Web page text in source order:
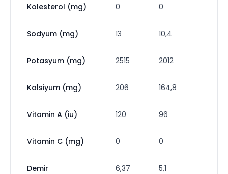
Kolesterol (mg) 0 0
Sodyum (mg) 13 10,4
Potasyum (mg) 2515 2012
Kalsiyum (mg) 206 164,8
Vitamin A (iu) 120 96
Vitamin C (mg) 0 0
Demir 6,37 5,1